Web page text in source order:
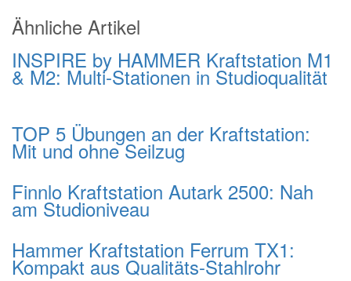
Ähnliche Artikel
INSPIRE by HAMMER Kraftstation M1
& M2: Multi-Stationen in Studioqualität
TOP 5 Übungen an der Kraftstation:
Mit und ohne Seilzug
Finnlo Kraftstation Autark 2500: Nah
am Studioniveau
Hammer Kraftstation Ferrum TX1:
Kompakt aus Qualitäts-Stahlrohr